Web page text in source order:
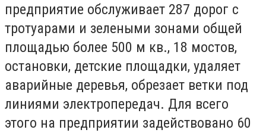
предприятие обслуживает 287 дорог с
тротуарами и зелеными зонами общей
площадью более 500 м кв., 18 мостов,
остановки, детские площадки, удаляет
аварийные деревья, обрезает ветки под
линиями электропередач. Для всего
этого на предприятии задействовано 60